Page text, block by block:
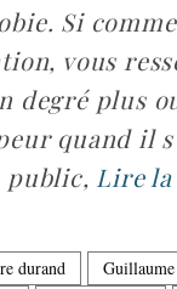
Si comme
vous
degré plus
quand il
public, Lire
durand